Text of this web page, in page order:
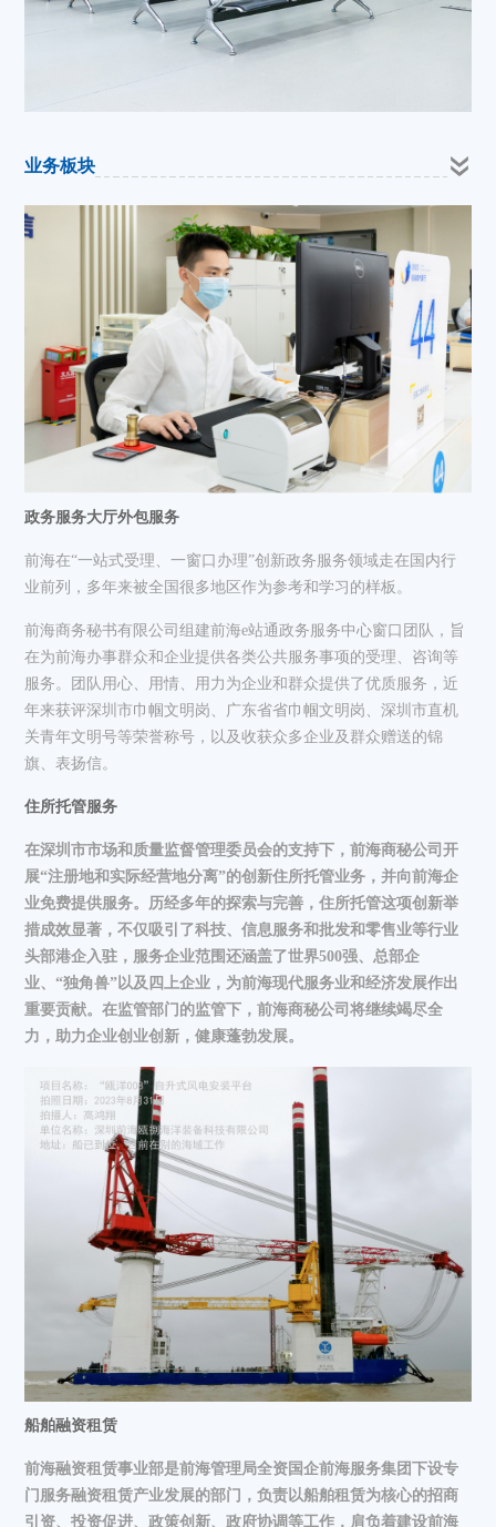
业务板块
政务服务大厅外包服务
前海在“一站式受理、一窗口办理”创新政务服务领域走在国内行
业前列，多年来被全国很多地区作为参考和学习的样板。
前海商务秘书有限公司组建前海e站通政务服务中心窗口团队，旨
在为前海办事群众和企业提供各类公共服务事项的受理、咨询等
服务。团队用心、用情、用力为企业和群众提供了优质服务，近
年来获评深圳市巾帼文明岗、广东省省巾帼文明岗、深圳市直机
关青年文明号等荣誉称号，以及收获众多企业及群众赠送的锦
旗、表扬信。
住所托管服务
在深圳市市场和质量监督管理委员会的支持下，前海商秘公司开
展“注册地和实际经营地分离”的创新住所托管业务，并向前海企
业免费提供服务。历经多年的探索与完善，住所托管这项创新举
措成效显著，不仅吸引了科技、信息服务和批发和零售业等行业
头部港企入驻，服务企业范围还涵盖了世界500强、总部企
业、“独角兽”以及四上企业，为前海现代服务业和经济发展作出
重要贡献。在监管部门的监管下，前海商秘公司将继续竭尽全
力，助力企业创业创新，健康蓬勃发展。
船舶融资租赁
前海融资租赁事业部是前海管理局全资国企前海服务集团下设专
门服务融资租赁产业发展的部门，负责以船舶租赁为核心的招商
引资、投资促进、政策创新、政府协调等工作，肩负着建设前海